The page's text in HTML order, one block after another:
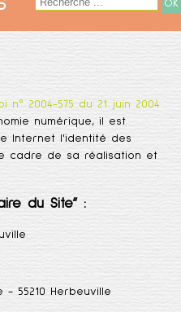
n° 2004-575 du 21 juin 2004
numérique, il est
Internet l'identité des
cadre de sa réalisation et
du Site” :
55210 Herbeuville